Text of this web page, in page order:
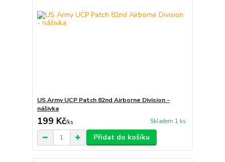
US Army UCP Patch 82nd Airborne Division -
nášivka
199 Kč/ks Skladem 1 ks
Přidat do košíku